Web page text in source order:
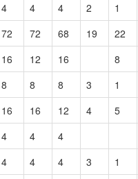
4 4 4 2
1
72 72 68 19
22
16 12 16
8
8 8 8 3
1
16 16 12 4
5
4 4
4
4 4 4 3
1